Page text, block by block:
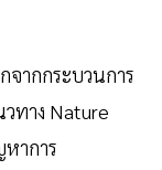
ากกระบวนการ
ทาง Nature
าการ